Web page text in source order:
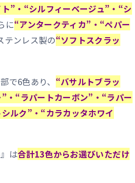
”・“シルフィーベージュ”・“シ
に“アンタークティカ”・“ペパー
テンレス製の“ソフトスクラッ
で6色あり、 “バサルトブラッ
・“ラパートカーボン”・“ラパー
ルク”・“カラカッタホワイ
は合計13色からお選びいただけ